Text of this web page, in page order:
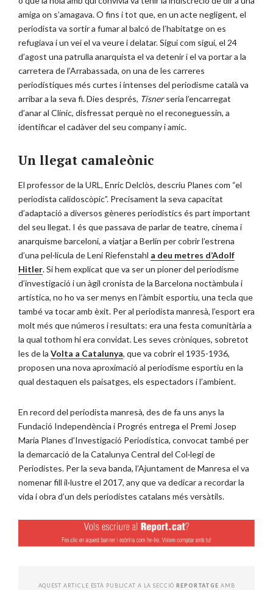
amiga on s’amagava. O fins i tot que, en un acte negligent, el
periodista va sortir a fumar al balcó de l’habitatge on es
refugiava i un veí el va veure i delatar. Sigui com sigui, el 24
d’agost una patrulla anarquista el va detenir i el va portar a la
carretera de l’Arrabassada, on una de les carreres
periodístiques més curtes i intenses del periodisme català va
arribar a la seva fi. Dies després, Tísnerseria l’encarregat
d’anar al Clínic, disfressat perquè no el reconeguessin, a
identificar el cadàver del seu company i amic.
Un llegat camaleònic
El professor de la URL, Enric Delclòs, descriu Planes com “el
periodista calidoscòpic”. Precisament la seva capacitat
d’adaptació a diversos gèneres periodístics és part important
del seu llegat. I és que passava de parlar de teatre, cinema i
anarquisme barceloní, a viatjar a Berlín per cobrir l’estrena
d’una pel·lícula de Leni Riefenstahl a deu metres d’Adolf
Hitler. Si hem explicat que va ser un pioner del periodisme
d’investigació i un àgil cronista de la Barcelona noctàmbula i
artística, no ho va ser menys en l’àmbit esportiu, una tecla que
també va tocar amb èxit. Per al periodista manresà, l’esport era
molt més que números i resultats: era una festa comunitària a
la qual tothom hi era convidat. Les seves cròniques, sobretot
les de la Volta a Catalunya, que va cobrir el 1935-1936,
proposen una nova aproximació al periodisme esportiu en la
qual destaquen els paisatges, els espectadors i l’ambient.
En record del periodista manresà, des de fa uns anys la
Fundació Independència i Progrés entrega el Premi Josep
Maria Planes d’Investigació Periodística, convocat també per
la demarcació de la Catalunya Central del Col·legi de
Periodistes. Per la seva banda, l’Ajuntament de Manresa el va
nomenar fill il·lustre el 2017, any que va dedicar a recordar la
vida i obra d’un dels periodistes catalans més versàtils.
AQUEST ARTICLE ESTÀ PUBLICAT A LA SECCIÓREPORTATGE AMB